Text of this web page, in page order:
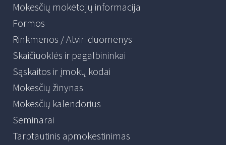
Mokesčių mokėtojų informacija
Formos
Rinkmenos / Atviri duomenys
Skaičiuoklės ir pagalbininkai
Sąskaitos ir įmokų kodai
Mokesčių žinynas
Mokesčių kalendorius
Seminarai
Tarptautinis apmokestinimas